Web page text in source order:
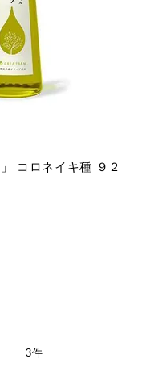
コロネイキ種 ９２
3